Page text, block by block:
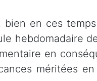
en ces
hebdomadaire
en
méritées